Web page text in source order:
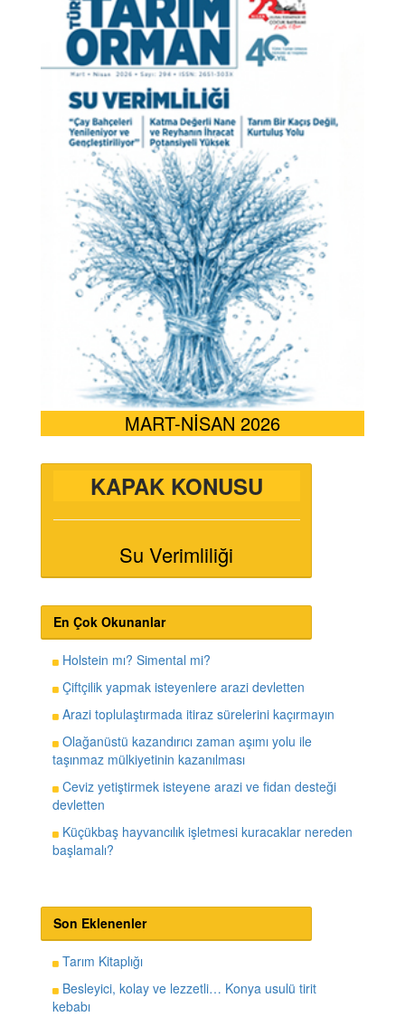
MART-NİSAN 2026
KAPAK KONUSU
Su Verimliliği
En Çok Okunanlar
Holstein mı? Simental mi?
Çiftçilik yapmak isteyenlere arazi devletten
Arazi toplulaştırmada itiraz sürelerini kaçırmayın
Olağanüstü kazandırıcı zaman aşımı yolu ile
taşınmaz mülkiyetinin kazanılması
Ceviz yetiştirmek isteyene arazi ve fidan desteği
devletten
Küçükbaş hayvancılık işletmesi kuracaklar nereden
başlamalı?
Son Eklenenler
Tarım Kitaplığı
Besleyici, kolay ve lezzetli… Konya usulü tirit
kebabı